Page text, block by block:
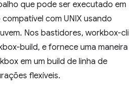
que pode ser executado em
com UNIX usando
Nos bastidores, workbox-cli
build, e fornece uma maneira
em um build de linha de
flexíveis.